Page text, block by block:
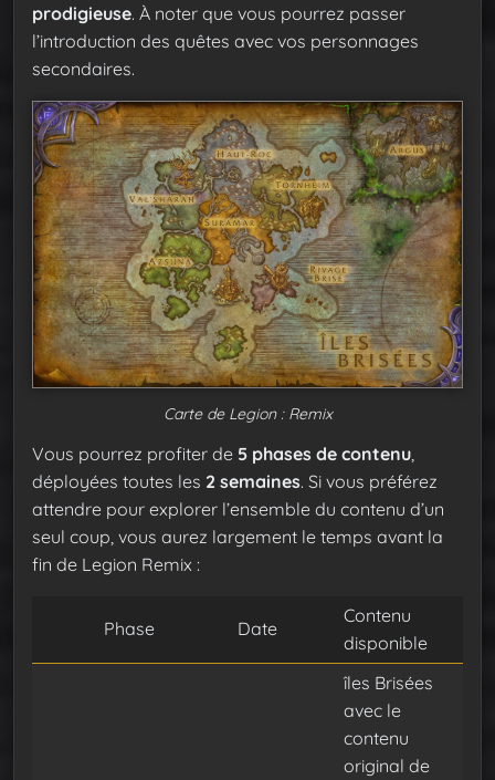
prodigieuse. À noter que vous pourrez passer
l’introduction des quêtes avec vos personnages
secondaires.
Carte de Legion : Remix
Vous pourrez profiter de 5 phases de contenu
déployées toutes les 2 semaines. Si vous préférez
attendre pour explorer l’ensemble du contenu d’un
seul coup, vous aurez largement le temps avant la
fin de Legion Remix :
Phase Date
Contenu
disponible
îles Brisées
avec le
contenu
original de